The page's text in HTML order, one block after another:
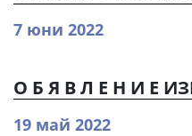
7 юни 2022
О Б Я В Л Е Н И Е
19 май 2022